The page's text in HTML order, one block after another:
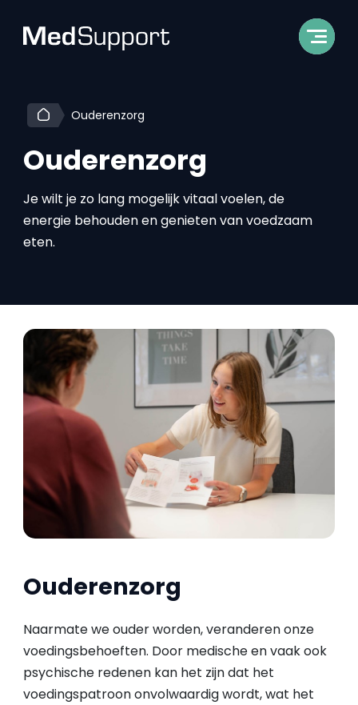
Ouderenzorg
Ouderenzorg
Je wilt je zo lang mogelijk vitaal voelen, de
energie behouden en genieten van voedzaam
eten.
Ouderenzorg
Naarmate we ouder worden, veranderen onze
voedingsbehoeften. Door medische en vaak ook
psychische redenen kan het zijn dat het
voedingspatroon onvolwaardig wordt, wat het